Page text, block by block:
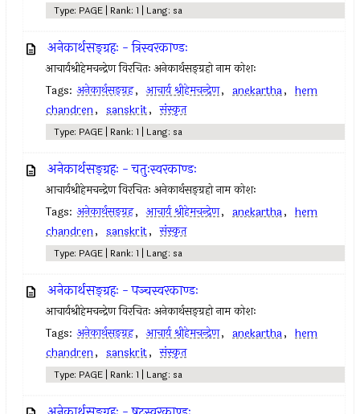
Type: PAGE | Rank: 1 | Lang: sa
अनेकार्थसङ्ग्रहः - त्रिस्वरकाण्डः
आचार्यश्रीहेमचन्द्रेण विरचितः अनेकार्थसङ्ग्रहो नाम कोशः
Tags: अनेकार्थसङ्ग्रह, आचार्य श्रीहेमचन्द्रेण, anekartha, hem
chandren, sanskrit, संस्कृत
Type: PAGE | Rank: 1 | Lang: sa
अनेकार्थसङ्ग्रहः - चतुःस्वरकाण्डः
आचार्यश्रीहेमचन्द्रेण विरचितः अनेकार्थसङ्ग्रहो नाम कोशः
Tags: अनेकार्थसङ्ग्रह, आचार्य श्रीहेमचन्द्रेण, anekartha, hem
chandren, sanskrit, संस्कृत
Type: PAGE | Rank: 1 | Lang: sa
अनेकार्थसङ्ग्रहः - पञ्चस्वरकाण्डः
आचार्यश्रीहेमचन्द्रेण विरचितः अनेकार्थसङ्ग्रहो नाम कोशः
Tags: अनेकार्थसङ्ग्रह, आचार्य श्रीहेमचन्द्रेण, anekartha, hem
chandren, sanskrit, संस्कृत
Type: PAGE | Rank: 1 | Lang: sa